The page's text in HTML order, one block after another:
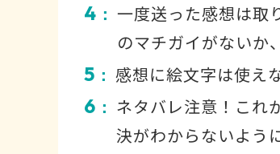
4 ： 一度送った感想は取
のマチガイがないか
5 ： 感想に絵文字は使え
6 ： ネタバレ注意！これ
決がわからないよう